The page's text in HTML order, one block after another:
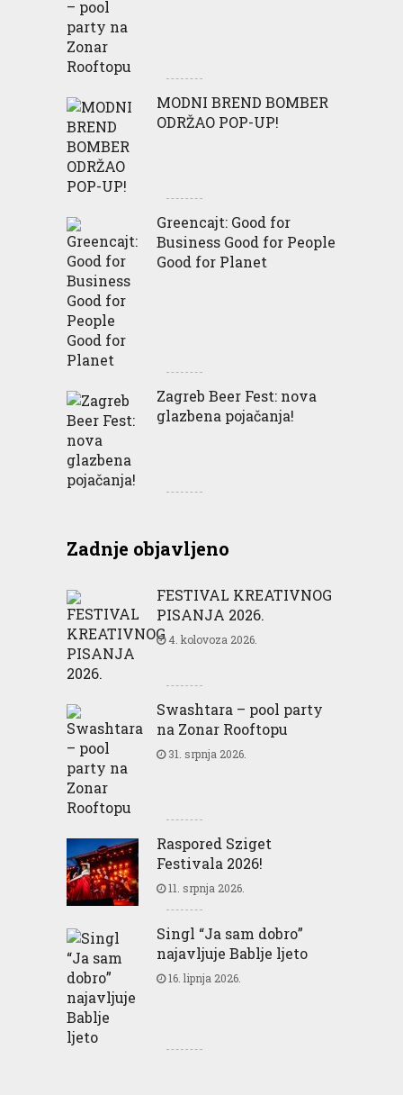
MODNI BREND BOMBER
ODRŽAO POP-UP!
Greencajt: Good for
Business Good for People
Good for Planet
Zagreb Beer Fest: nova
glazbena pojačanja!
Zadnje objavljeno
FESTIVAL KREATIVNOG
PISANJA 2026.
4. kolovoza 2026.
Swashtara – pool party
na Zonar Rooftopu
31. srpnja 2026.
Raspored Sziget
Festivala 2026!
11. srpnja 2026.
Singl “Ja sam dobro”
najavljuje Bablje ljeto
16. lipnja 2026.